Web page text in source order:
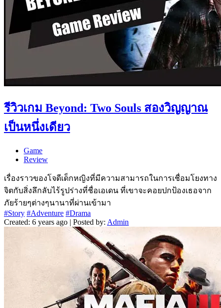
รีวิวเกม Beyond: Two Souls สองวิญญาณ
เป็นหนึ่งเดียว
Game
Review
เรื่องราวของโจดีเด็กหญิงที่มีความสามารถในการเชื่อมโยงทาง
จิตกับสิ่งลึกลับไร้รูปร่างที่ชื่อเอเดน ที่เขาจะคอยปกป้องเธอจาก
ภัยร้ายๆต่างๆนานาที่ผ่านเข้ามา
#Story #Adventure #Drama
Created: 6 years ago | Posted by: Admin